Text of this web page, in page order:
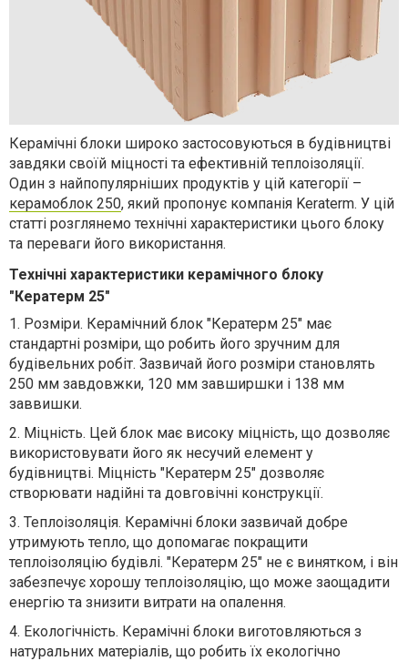
Керамічні блоки широко застосовуються в будівництві
завдяки своїй міцності та ефективній теплоізоляції.
Один з найпопулярніших продуктів у цій категорії –
керамоблок 250, який пропонує компанія Keraterm. У цій
статті розглянемо технічні характеристики цього блоку
та переваги його використання.
Технічні характеристики керамічного блоку
"Кератерм 25"
1. Розміри. Керамічний блок "Кератерм 25" має
стандартні розміри, що робить його зручним для
будівельних робіт. Зазвичай його розміри становлять
250 мм завдовжки, 120 мм завширшки і 138 мм
заввишки.
2. Міцність. Цей блок має високу міцність, що дозволяє
використовувати його як несучий елемент у
будівництві. Міцність "Кератерм 25" дозволяє
створювати надійні та довговічні конструкції.
3. Теплоізоляція. Керамічні блоки зазвичай добре
утримують тепло, що допомагає покращити
теплоізоляцію будівлі. "Кератерм 25" не є винятком, і він
забезпечує хорошу теплоізоляцію, що може заощадити
енергію та знизити витрати на опалення.
4. Екологічність. Керамічні блоки виготовляються з
натуральних матеріалів, що робить їх екологічно